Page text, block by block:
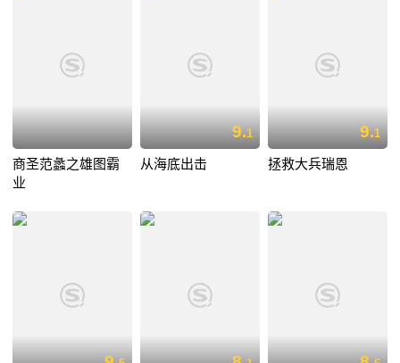
商圣范蠡之雄图霸
业
9.1
从海底出击
9.1
拯救大兵瑞恩